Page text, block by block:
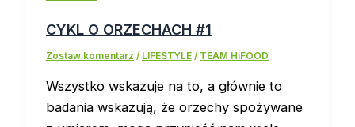
CYKL O ORZECHACH #1
Zostaw komentarz / LIFESTYLE/ TEAM HiFOOD
Wszystko wskazuje na to, a głównie to
badania wskazują, że orzechy spożywane